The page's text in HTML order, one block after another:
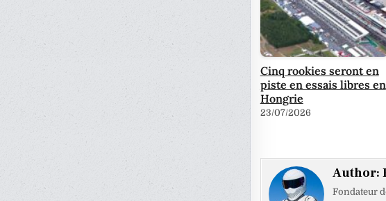
Cinq rookies seront en
piste en essais libres en
Hongrie
23/07/2026
Author:
Fondateur